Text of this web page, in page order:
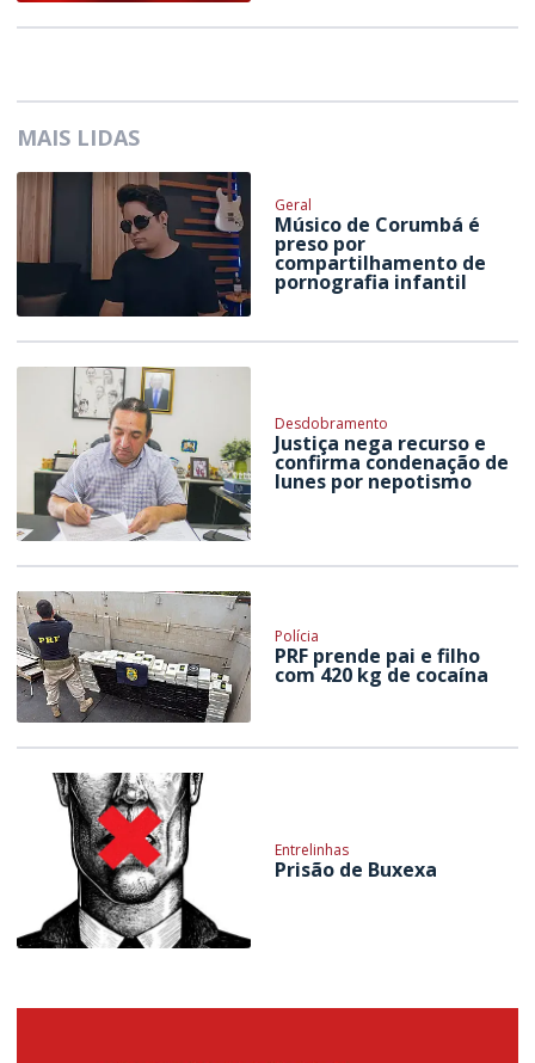
MAIS LIDAS
Geral
Músico de Corumbá é
preso por
compartilhamento de
pornografia infantil
Desdobramento
Justiça nega recurso e
confirma condenação de
Iunes por nepotismo
Polícia
PRF prende pai e filho
com 420 kg de cocaína
Entrelinhas
Prisão de Buxexa